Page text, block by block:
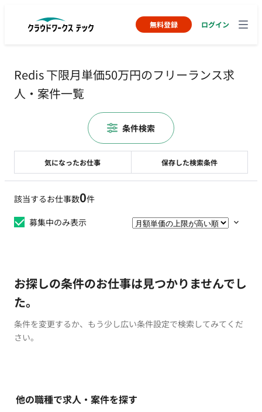
無料登録 ログイン
Redis 下限月単価50万円のフリーランス求
人・案件一覧
該当するお仕事数0件
募集中のみ表示
お探しの条件のお仕事は見つかりませんでし
た。
条件を変更するか、もう少し広い条件設定で検索してみてくだ
さい。
他の職種で求人・案件を探す
気になったお仕事 保存した検索条件
条件検索